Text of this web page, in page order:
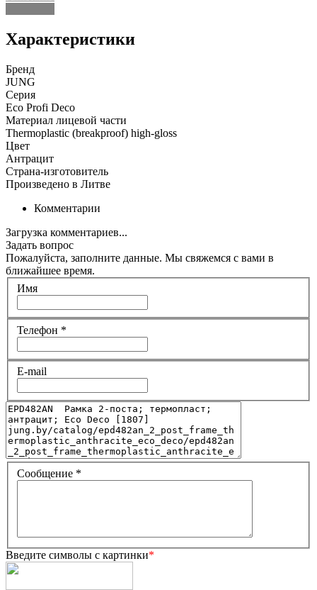
Характеристики
Бренд
JUNG
Серия
Eco Profi Deco
Материал лицевой части
Thermoplastic (breakproof) high-gloss
Цвет
Антрацит
Страна-изготовитель
Произведено в Литве
Комментарии
Загрузка комментариев...
Задать вопрос
Пожалуйста, заполните данные. Мы свяжемся с вами в
ближайшее время.
Имя
Телефон *
E-mail
Сообщение *
Введите символы с картинки*